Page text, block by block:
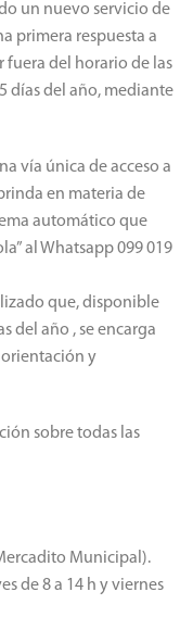
un nuevo servicio de
primera respuesta a
fuera del horario de las
días del año, mediante
vía única de acceso a
en materia de
automático que
al Whatsapp 099 019
que, disponible
del año , se encarga
y
sobre todas las
Municipal).
de 8 a 14 h y viernes